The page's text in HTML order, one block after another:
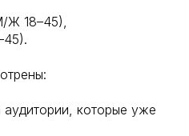
Ж 18–45),
аудитории, которые уже